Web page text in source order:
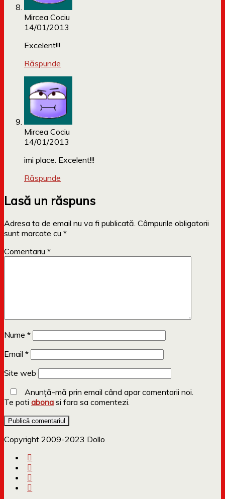
Mircea Cociu
14/01/2013
Excelent!!!
Răspunde
Mircea Cociu
14/01/2013
imi place. Excelent!!!
Răspunde
Lasă un răspuns
Adresa ta de email nu va fi publicată. Câmpurile obligatorii
sunt marcate cu *
Comentariu *
Nume *
Email *
Site web
Anunță-mă prin email când apar comentarii noi.
Te poti abona si fara sa comentezi.
Copyright 2009-2023 Dollo